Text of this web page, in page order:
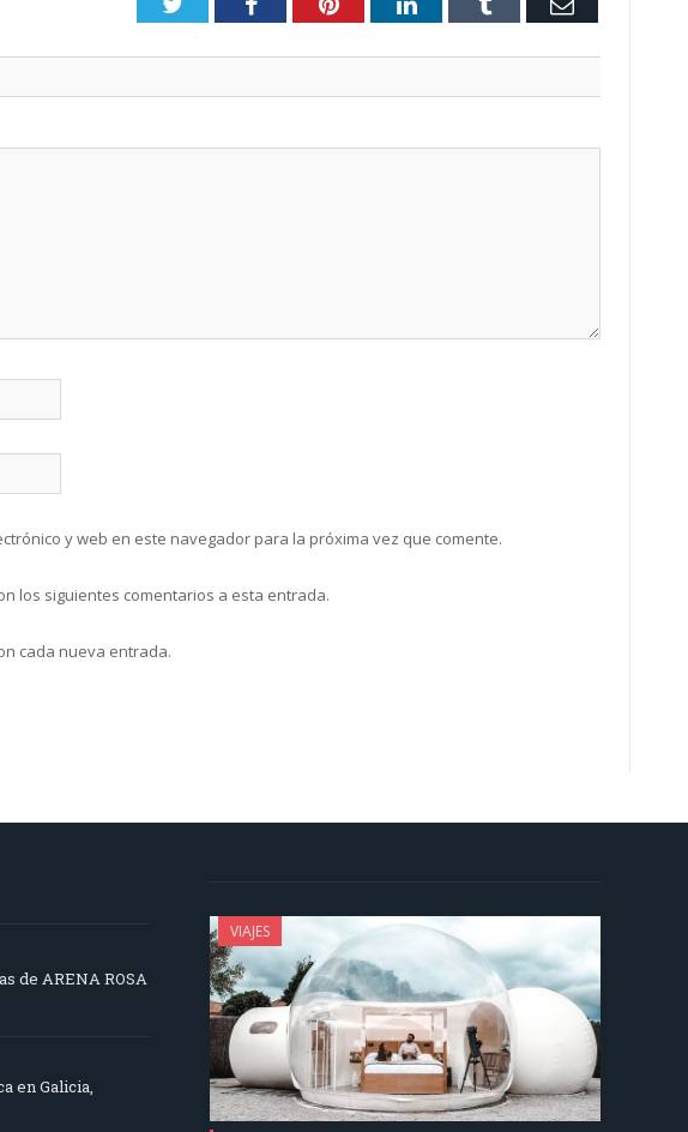
y web en este navegador para la próxima vez que comente.
los siguientes comentarios a esta entrada.
cada nueva entrada.
de ARENA ROSA
en Galicia,
VIAJES